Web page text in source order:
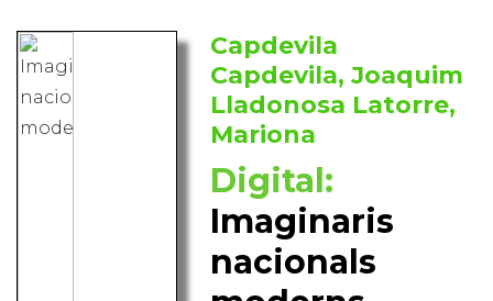
Capdevila
Capdevila, Joaquim
Lladonosa Latorre,
Mariona
Digital:
Imaginaris
nacionals